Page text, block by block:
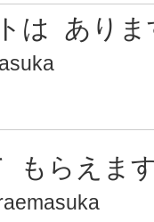
は ありま
もらえま